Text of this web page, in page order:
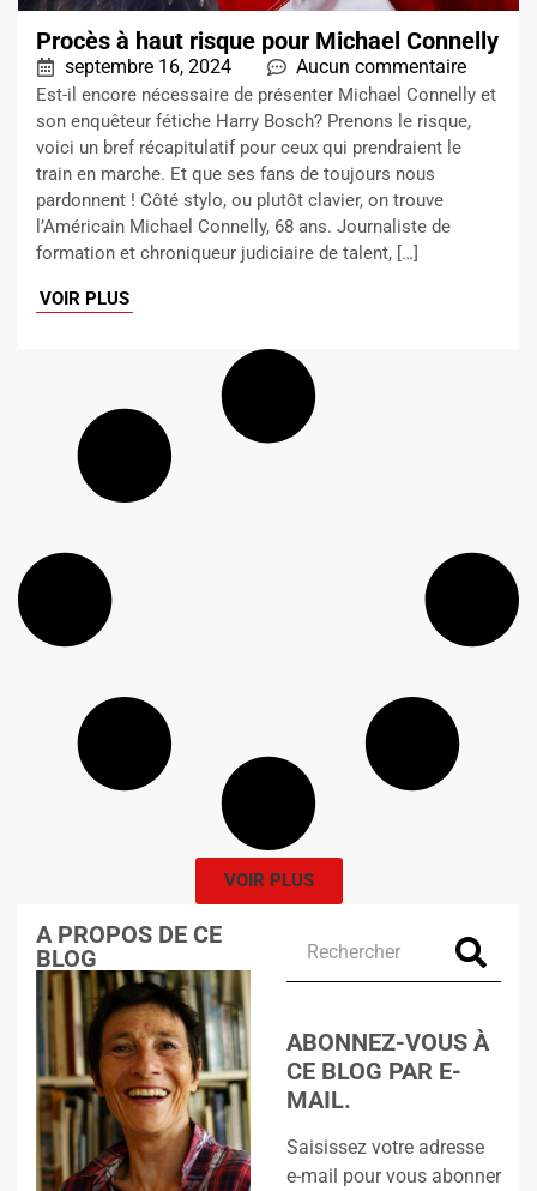
Procès à haut risque pour Michael Connelly
septembre 16, 2024 Aucun commentaire
Est-il encore nécessaire de présenter Michael Connelly et
son enquêteur fétiche Harry Bosch? Prenons le risque,
voici un bref récapitulatif pour ceux qui prendraient le
train en marche. Et que ses fans de toujours nous
pardonnent ! Côté stylo, ou plutôt clavier, on trouve
l’Américain Michael Connelly, 68 ans. Journaliste de
formation et chroniqueur judiciaire de talent, […]
VOIR PLUS
VOIR PLUS
A PROPOS DE CE
BLOG
ABONNEZ-VOUS À
CE BLOG PAR E-
MAIL.
Saisissez votre adresse
e-mail pour vous abonner